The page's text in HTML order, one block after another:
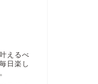
えるべ
日楽し